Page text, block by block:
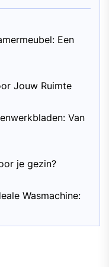
Een
Jouw Ruimte
Van
je gezin?
Wasmachine: